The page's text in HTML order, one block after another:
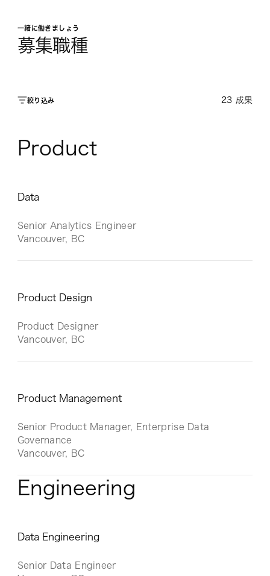
一緒に働きましょう
募集職種
絞り込み 23 成果
Product
Data
Senior Analytics Engineer
Vancouver, BC
Product Design
Product Designer
Vancouver, BC
Product Management
Senior Product Manager, Enterprise Data
Governance
Vancouver, BC
Engineering
Data Engineering
Senior Data Engineer